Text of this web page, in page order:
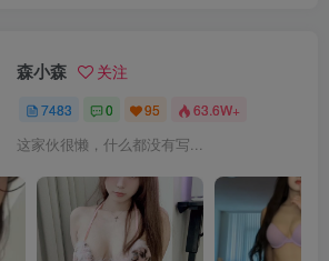
森小森 关注
7483 0 95 63.6W+
这家伙很懒，什么都没有写...